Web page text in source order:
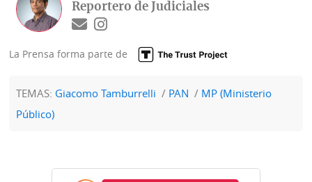
Reportero de Judiciales
La Prensa forma parte de
TEMAS: Giacomo Tamburrelli PAN
MP (Ministerio
Público)